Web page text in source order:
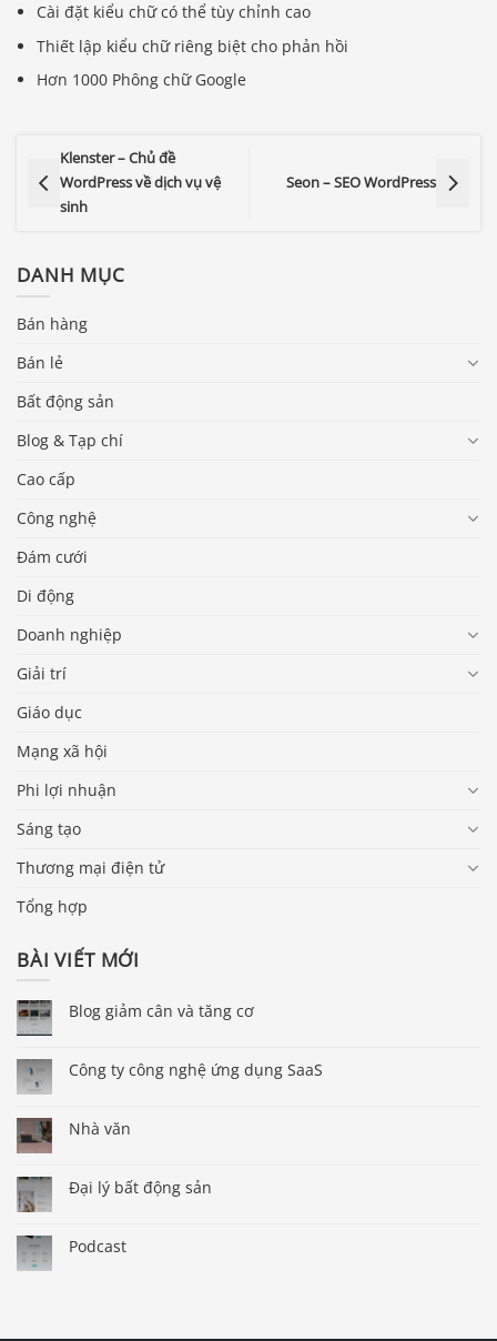
Cài đặt kiểu chữ có thể tùy chỉnh cao
Thiết lập kiểu chữ riêng biệt cho phản hồi
Hơn 1000 Phông chữ Google
Klenster – Chủ đề
WordPress về dịch vụ vệ
sinh
Seon – SEO WordPress
DANH MỤC
Bán hàng
Bán lẻ
Bất động sản
Blog & Tạp chí
Cao cấp
Công nghệ
Đám cưới
Di động
Doanh nghiệp
Giải trí
Giáo dục
Mạng xã hội
Phi lợi nhuận
Sáng tạo
Thương mại điện tử
Tổng hợp
BÀI VIẾT MỚI
Blog giảm cân và tăng cơ
Công ty công nghệ ứng dụng SaaS
Nhà văn
Đại lý bất động sản
Podcast